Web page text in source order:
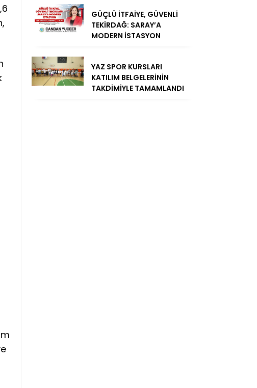
GÜÇLÜ İTFAİYE, GÜVENLİ
TEKİRDAĞ: SARAY’A
MODERN İSTASYON
YAZ SPOR KURSLARI
KATILIM BELGELERİNİN
TAKDİMİYLE TAMAMLANDI